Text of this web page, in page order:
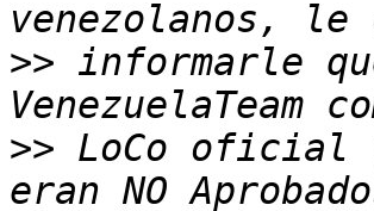
>> informarle
>> LoCo oficial